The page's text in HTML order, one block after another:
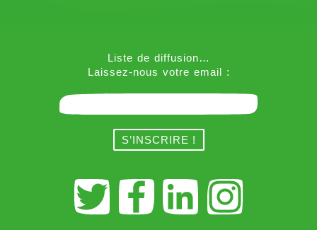
Liste de diffusion…
Laissez-nous votre email :